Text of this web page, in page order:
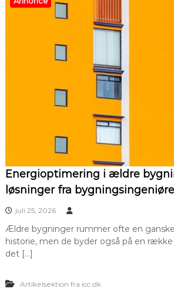
Energioptimering i ældre
løsninger fra
juli 25, 2026
Ældre bygninger rummer ofte en
historie, men de byder også på en
det […]
Artikelsektion fra icc.dk